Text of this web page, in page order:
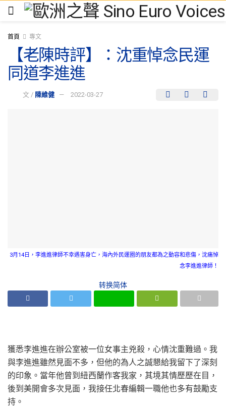
首頁 專文
【老陳時評】：沈重悼念民運
同道李進進
文 / 陳維健 2022-03-27
3月14日，李進進律師不幸遇害身亡，海內外民運圈的朋友都為之動容和悲傷，沈痛悼
念李進進律師！
转换简体
獲悉李進進在辦公室被一位女事主兇殺，心情沈重難過。我
與李進進雖然見面不多，但他的為人之誠懇給我留下了深刻
的印象。當年他曾到紐西蘭作客我家，其境其情歷歷在目，
後到美開會多次見面，我接任北春編輯一職他也多有鼓勵支
持。